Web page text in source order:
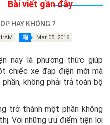
Bài viết gần đây
HAY KHÔNG ?
Mar 05, 2016
nay là phương thức giúp
chiếc xe đạp điện mới mà
không phải trả toàn bộ
trở thành một phần không
Với những ưu điểm tiện lợi